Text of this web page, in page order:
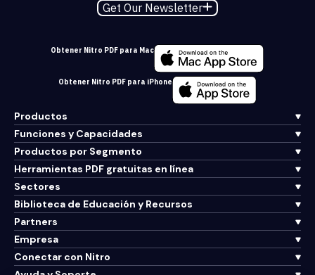
Get Our Newsletter
Obtener Nitro PDF para Mac
Obtener Nitro PDF para iPhone
Productos
Funciones y Capacidades
Productos por Segmento
Herramientas PDF gratuitas en línea
Sectores
Biblioteca de Educación y Recursos
Partners
Empresa
Conectar con Nitro